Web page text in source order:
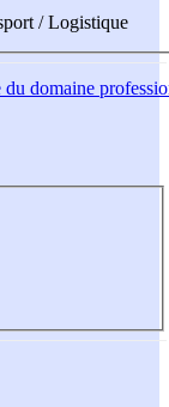
/ Logistique
domaine